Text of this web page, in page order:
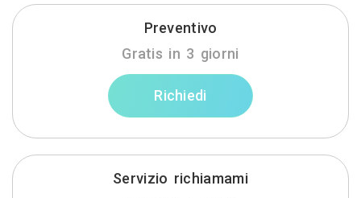
Preventivo
Gratis in 3 giorni
Richiedi
Servizio richiamami